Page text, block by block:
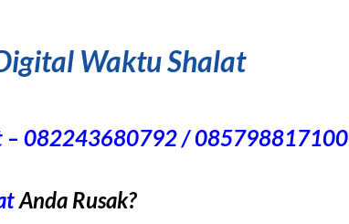
Waktu Shalat
– 082243680792 / 085798817100
Anda Rusak?